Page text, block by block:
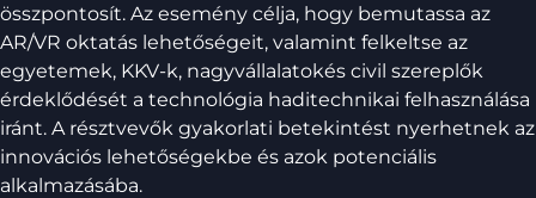
összpontosít. Az esemény célja, hogy bemutassa az
AR/VR oktatás lehetőségeit, valamint felkeltse az
egyetemek, KKV-k, nagyvállalatokés civil szereplők
érdeklődését a technológia haditechnikai felhasználása
iránt. A résztvevők gyakorlati betekintést nyerhetnek az
innovációs lehetőségekbe és azok potenciális
alkalmazásába.